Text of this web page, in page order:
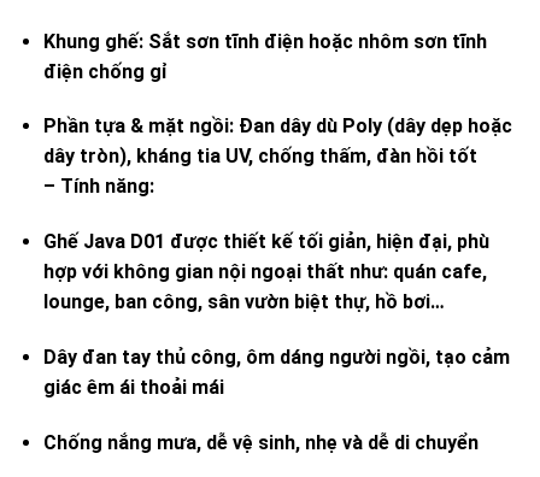
Khung ghế: Sắt sơn tĩnh điện hoặc nhôm sơn tĩnh
điện chống gỉ
Phần tựa & mặt ngồi: Đan dây dù Poly (dây dẹp hoặc
dây tròn), kháng tia UV, chống thấm, đàn hồi tốt
– Tính năng:
Ghế Java D01 được thiết kế tối giản, hiện đại, phù
hợp với không gian nội ngoại thất như: quán cafe,
lounge, ban công, sân vườn biệt thự, hồ bơi…
Dây đan tay thủ công, ôm dáng người ngồi, tạo cảm
giác êm ái thoải mái
Chống nắng mưa, dễ vệ sinh, nhẹ và dễ di chuyển